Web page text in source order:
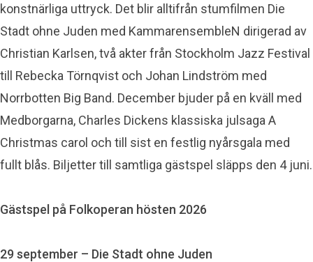
konstnärliga uttryck. Det blir alltifrån stumfilmen Die
Stadt ohne Juden med KammarensembleN dirigerad av
Christian Karlsen, två akter från Stockholm Jazz Festival
till Rebecka Törnqvist och Johan Lindström med
Norrbotten Big Band. December bjuder på en kväll med
Medborgarna, Charles Dickens klassiska julsaga A
Christmas carol och till sist en festlig nyårsgala med
fullt blås. Biljetter till samtliga gästspel släpps den 4 juni.
Gästspel på Folkoperan hösten 2026
29 september – Die Stadt ohne Juden